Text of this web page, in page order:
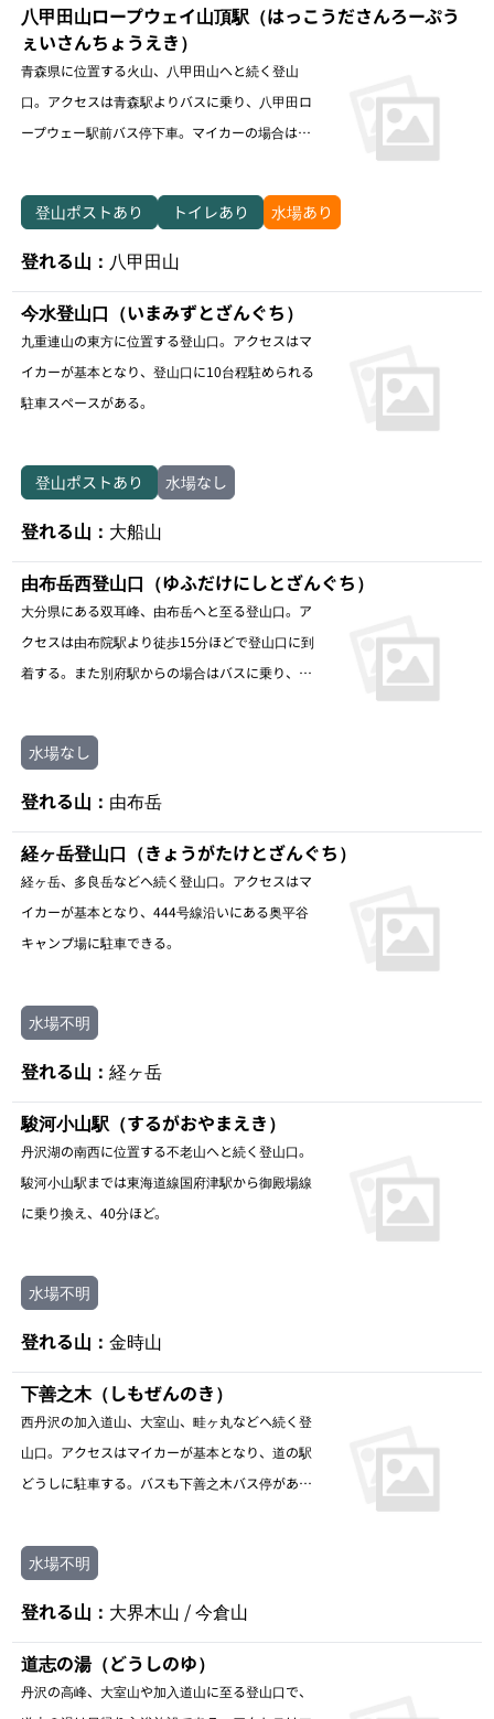
八甲田山ロープウェイ山頂駅（はっこうださんろーぷう
ぇいさんちょうえき）
青森県に位置する火山、八甲田山へと続く登山
口。アクセスは青森駅よりバスに乗り、八甲田ロ
ープウェー駅前バス停下車。マイカーの場合は八
登山ポストあり トイレあり 水場あり
登れる山： 八甲田山
今水登山口（いまみずとざんぐち）
九重連山の東方に位置する登山口。アクセスはマ
イカーが基本となり、登山口に10台程駐められる
駐車スペースがある。
登山ポストあり 水場なし
登れる山： 大船山
由布岳西登山口（ゆふだけにしとざんぐち）
大分県にある双耳峰、由布岳へと至る登山口。ア
クセスは由布院駅より徒歩15分ほどで登山口に到
着する。また別府駅からの場合はバスに乗り、岳
水場なし
登れる山： 由布岳
経ヶ岳登山口（きょうがたけとざんぐち）
経ヶ岳、多良岳などへ続く登山口。アクセスはマ
イカーが基本となり、444号線沿いにある奥平谷
キャンプ場に駐車できる。
水場不明
登れる山： 経ヶ岳
駿河小山駅（するがおやまえき）
丹沢湖の南西に位置する不老山へと続く登山口。
駿河小山駅までは東海道線国府津駅から御殿場線
に乗り換え、40分ほど。
水場不明
登れる山： 金時山
下善之木（しもぜんのき）
西丹沢の加入道山、大室山、畦ヶ丸などへ続く登
山口。アクセスはマイカーが基本となり、道の駅
どうしに駐車する。バスも下善之木バス停がある
水場不明
登れる山： 大界木山 / 今倉山
道志の湯（どうしのゆ）
丹沢の高峰、大室山や加入道山に至る登山口で、